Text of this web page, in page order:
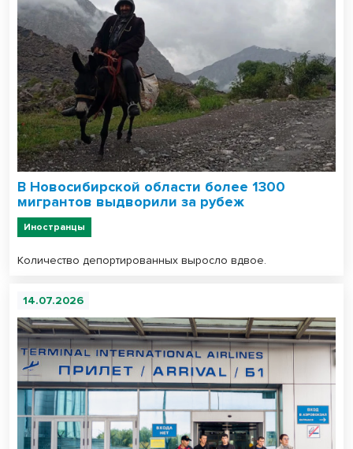
В Новосибирской области более 1300
мигрантов выдворили за рубеж
Иностранцы
Количество депортированных выросло вдвое.
14.07.2026